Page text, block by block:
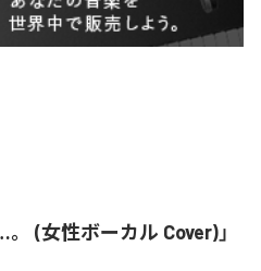
(女性ボーカル Cover)」